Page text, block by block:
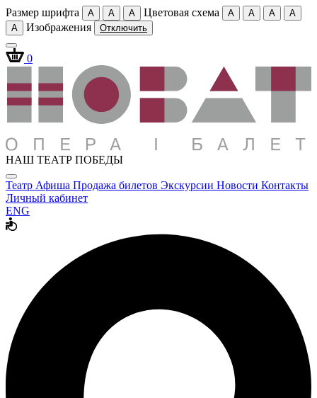
Размер шрифта A A A Цветовая схема A A A
A
A
Изображения Отключить
0
НАШ ТЕАТР ПОБЕДЫ
Театр Афиша Продажа билетов Экскурсии Новости Контакты
Личный кабинет
ENG